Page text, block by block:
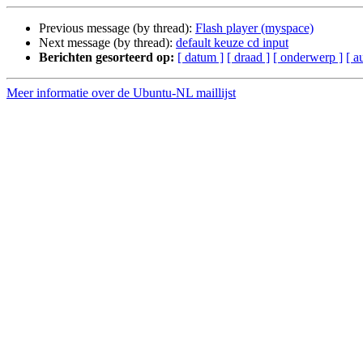
Previous message (by thread): Flash player (myspace)
Next message (by thread): default keuze cd input
Berichten gesorteerd op: [ datum ] [ draad ] [ onderwerp ] [
Meer informatie over de Ubuntu-NL maillijst